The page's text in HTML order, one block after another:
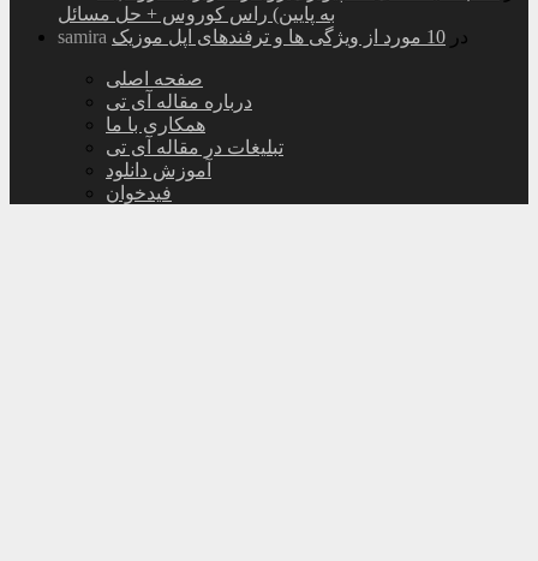
به پایین) راس کوروس + حل مسائل
samira
در 10 مورد از ویژگی ها و ترفندهای اپل موزیک
صفحه اصلی
درباره مقاله آی تی
همکاری با ما
تبلیغات در مقاله آی تی
آموزش دانلود
فیدخوان